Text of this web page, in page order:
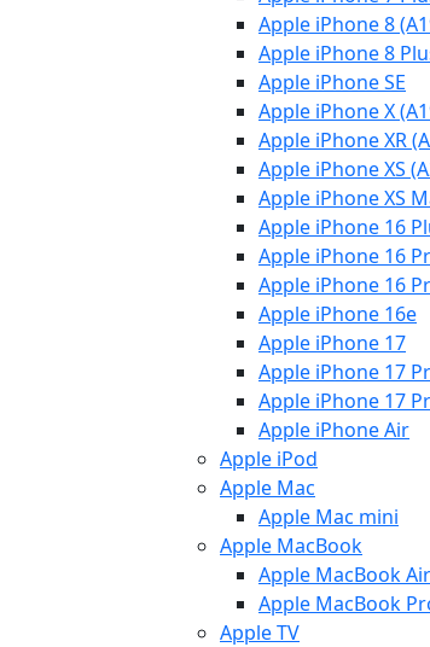
Apple iPhone 8
Apple iPhone 8
Apple iPhone SE
Apple iPhone X
Apple iPhone XR
Apple iPhone XS
Apple iPhone XS
Apple iPhone 16
Apple iPhone 16
Apple iPhone 16
Apple iPhone 16e
Apple iPhone 17
Apple iPhone 17
Apple iPhone 17
Apple iPhone Air
Apple iPod
Apple Mac
Apple Mac mini
Apple MacBook
Apple MacBook Air
Apple MacBook
Apple TV